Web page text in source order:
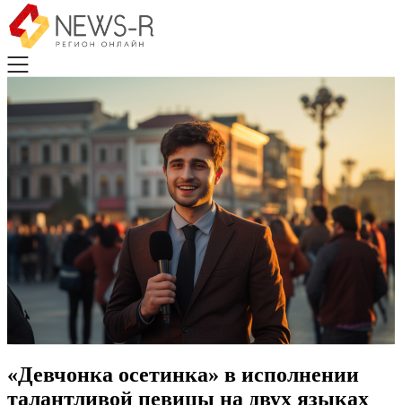
«Девчонка осетинка» в исполнении
талантливой певицы на двух языках